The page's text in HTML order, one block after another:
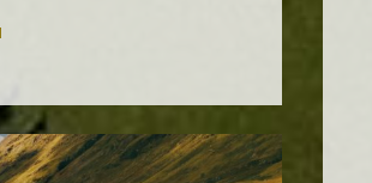
APPLECROSS
GEN
NORDEN